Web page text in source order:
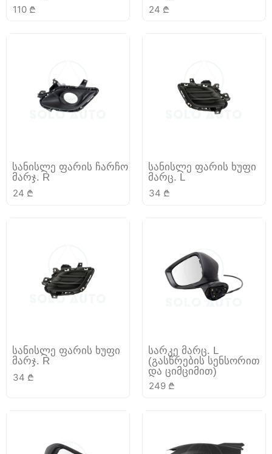
110 ₾
24 ₾
სანისლე ფარის ჩარჩო
მარჯ. R
24 ₾
სანისლე ფარის ხუფი
მარც. L
34 ₾
სანისლე ფარის ხუფი
მარჯ. R
34 ₾
სარკე მარც. L
(გასწრების სენსორით
და ციმციმით)
249 ₾